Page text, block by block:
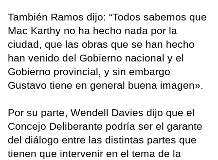
También Ramos dijo: “Todos sabemos que
Mac Karthy no ha hecho nada por la
ciudad, que las obras que se han hecho
han venido del Gobierno nacional y el
Gobierno provincial, y sin embargo
Gustavo tiene en general buena imagen».
Por su parte, Wendell Davies dijo que el
Concejo Deliberante podría ser el garante
del diálogo entre las distintas partes que
tienen que intervenir en el tema de la